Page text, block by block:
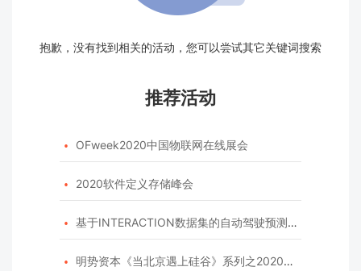
抱歉，没有找到相关的活动，您可以尝试其它关键词搜索
推荐活动
 OFweek2020中国物联网在线展会
 2020软件定义存储峰会
 基于INTERACTION数据集的自动驾驶预测模型挑战赛
 明势资本《当北京遇上硅谷》系列之2020年度开源峰会